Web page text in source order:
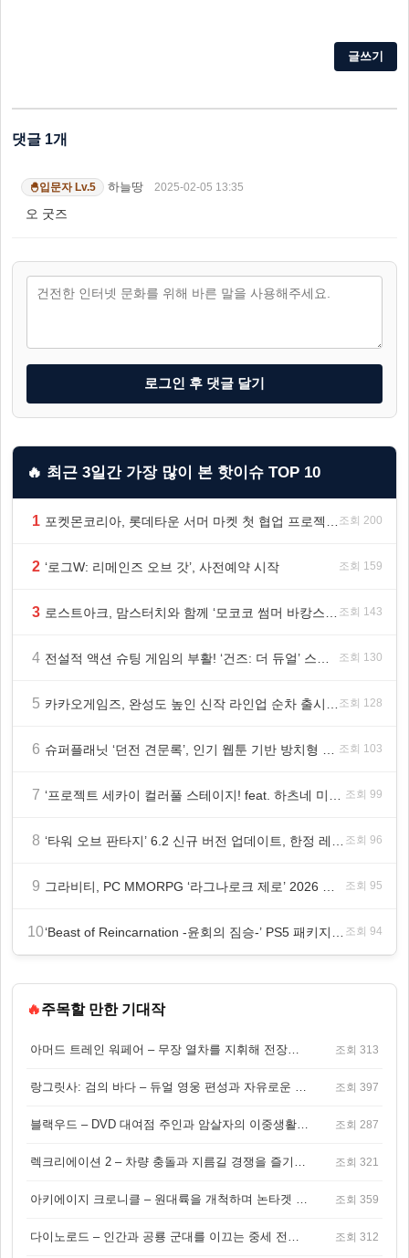
글쓰기
댓글 1개
🐣입문자 Lv.5 하늘땅 2025-02-05 13:35
오 굿즈
로그인 후 댓글 달기
🔥 최근 3일간 가장 많이 본 핫이슈 TOP 10
1 조회 200
2 ‘로그W: 리메인즈 오브 갓’, 사전예약 시작 조회 159
3 조회 143
4 조회 130
5 조회 128
6 조회 103
7 조회 99
8 조회 96
9 조회 95
10 조회 94
🔥주목할 만한 기대작
아머드 트레인 워페어 – 무장 열차를 지휘해 전장을 돌파하는 생존 전투 게임 조회 313
랑그릿사: 검의 바다 – 듀얼 영웅 편성과 자유로운 탐험을 결합한 판타지 전략 RPG 조회 397
블랙우드 – DVD 대여점 주인과 암살자의 이중생활을 그린 3인칭 액션 스릴러 게임 조회 287
렉크리에이션 2 – 차량 충돌과 지름길 경쟁을 즐기는 오픈월드 아케이드 레이싱 게임 조회 321
아키에이지 크로니클 – 원대륙을 개척하며 논타겟 전투를 즐기는 오픈월드 MMORPG 조회 359
다이노로드 – 인간과 공룡 군대를 이끄는 중세 전략 액션 RPG 조회 312